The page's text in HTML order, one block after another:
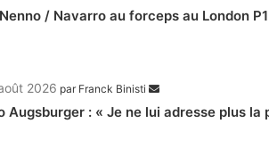
/ Navarro au forceps au London
2026 par Franck Binisti
Augsburger : « Je ne lui adresse plus